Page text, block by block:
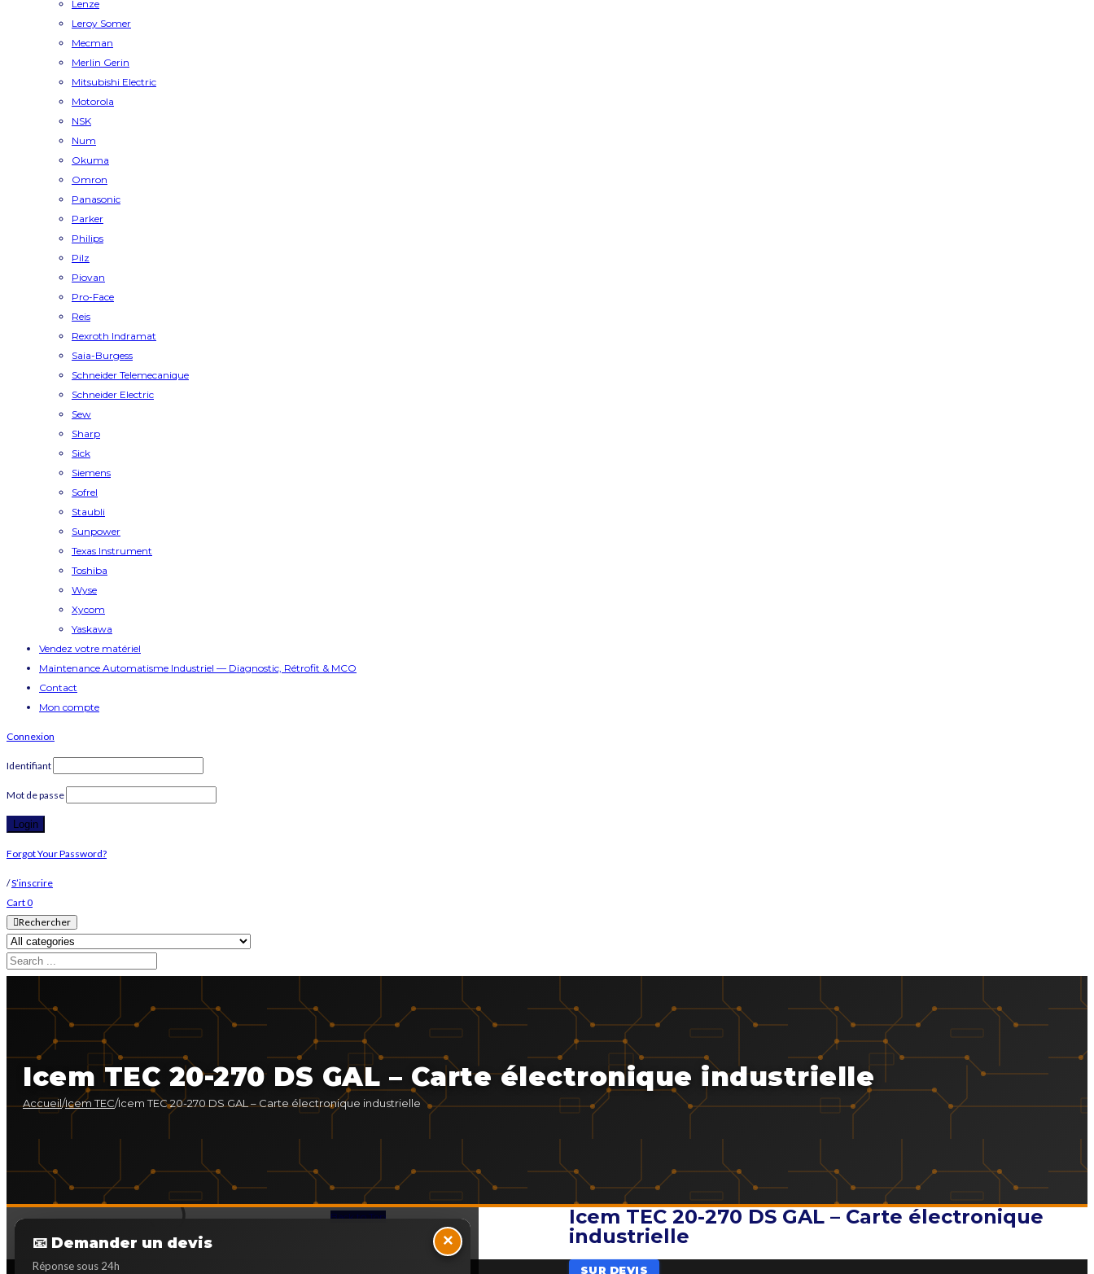
Lenze
Leroy Somer
Mecman
Merlin Gerin
Mitsubishi Electric
Motorola
NSK
Num
Okuma
Omron
Panasonic
Parker
Philips
Pilz
Piovan
Pro-Face
Reis
Rexroth Indramat
Saia-Burgess
Schneider Telemecanique
Schneider Electric
Sew
Sharp
Sick
Siemens
Sofrel
Staubli
Sunpower
Texas Instrument
Toshiba
Wyse
Xycom
Yaskawa
Vendez votre matériel
Maintenance Automatisme Industriel — Diagnostic, Rétrofit & MCO
Contact
Mon compte
Connexion
Identifiant
Mot de passe
Forgot Your Password?
/S’inscrire
Cart0
Rechercher
Icem TEC 20-270 DS GAL – Carte électronique industrielle
Accueil/Icem TEC/Icem TEC 20-270 DS GAL – Carte électronique industrielle
Icem TEC 20-270 DS GAL – Carte électronique
industrielle
SUR DEVIS
📧 Demander un devis
Réponse sous 24h
×
Back to Top